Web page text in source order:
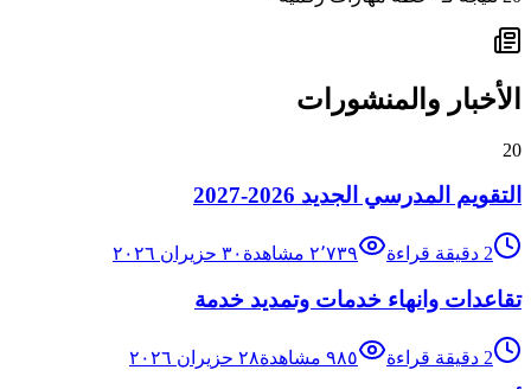
الأخبار والمنشورات
20
التقويم المدرسي الجديد 2026-2027
2 دقيقة قراءة ٢٬٧٣٩ مشاهدة ٣٠ حزيران ٢٠٢٦
تقاعدات وانهاء خدمات وتمديد خدمة
2 دقيقة قراءة ٩٨٥ مشاهدة٢٨ حزيران ٢٠٢٦